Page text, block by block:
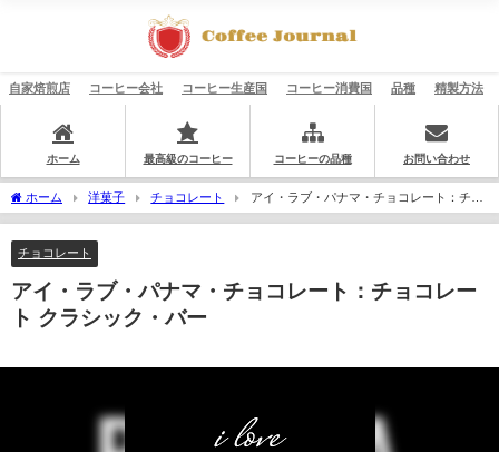
自家焙煎店 コーヒー会社 コーヒー生産国 コーヒー消費国 品種 精製方法
ホーム 最高級のコーヒー コーヒーの品種 お問い合わせ
ホーム 洋菓子 チョコレート
アイ・ラブ・パナマ・チョコレート：チョ
コレート クラシック・バー
チョコレート
アイ・ラブ・パナマ・チョコレート：チョコレー
ト クラシック・バー